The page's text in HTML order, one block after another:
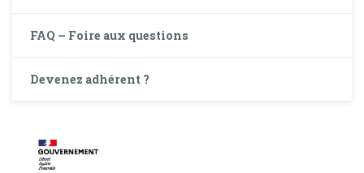
FAQ – Foire aux questions
Devenez adhérent ?